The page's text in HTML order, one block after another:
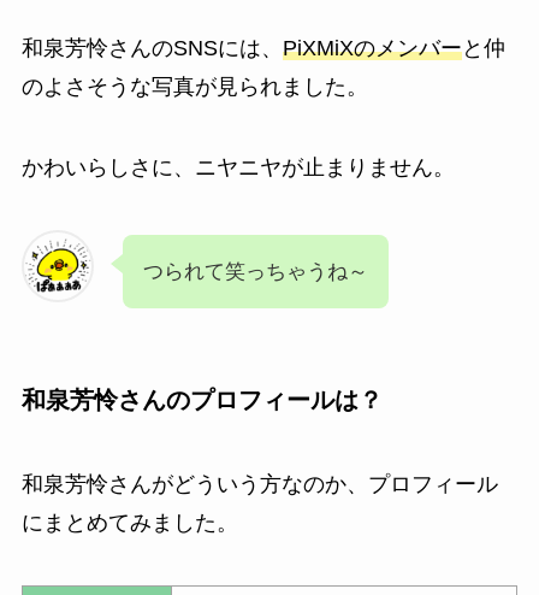
和泉芳怜さんのSNSには、 PiXMiXのメンバーと仲
のよさそうな写真が見られました。
かわいらしさに、ニヤニヤが止まりません。
つられて笑っちゃうね～
和泉芳怜さんのプロフィールは？
和泉芳怜さんがどういう方なのか、プロフィール
にまとめてみました。